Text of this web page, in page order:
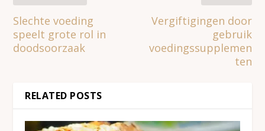
Slechte voeding
speelt grote rol in
doodsoorzaak
Vergiftigingen door
gebruik
voedingssupplemen
ten
RELATED POSTS